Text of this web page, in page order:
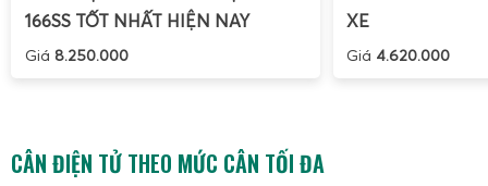
166SS TỐT NHẤT HIỆN NAY
Giá 8.250.000
XE
Giá 4.620.000
CÂN ĐIỆN TỬ THEO MỨC CÂN TỐI ĐA